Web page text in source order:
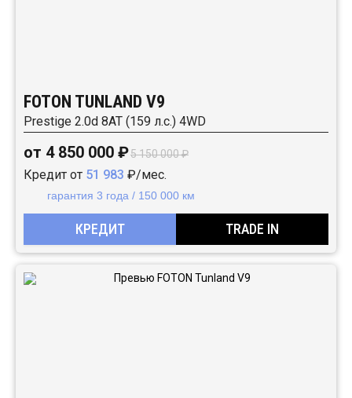
FOTON TUNLAND V9
Prestige 2.0d 8AT (159 л.с.) 4WD
от 4 850 000 ₽5 150 000 ₽
Кредит от 51 983 ₽/мес.
гарантия 3 года / 150 000 км
КРЕДИТ TRADE IN